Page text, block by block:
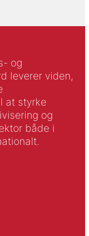
og
leverer viden,
at styrke
og
både i